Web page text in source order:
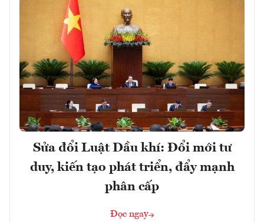
Sửa đổi Luật Dầu khí: Đổi mới tư
duy, kiến tạo phát triển, đẩy mạnh
phân cấp
Đọc ngay